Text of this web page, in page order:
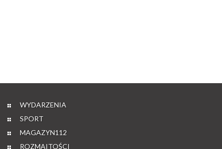
WYDARZENIA
SPORT
MAGAZYN112
ROZMAITOŚCI